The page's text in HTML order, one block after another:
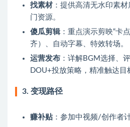
找素材：提供高清无水印素
门资源。
傻瓜剪辑：重点演示剪映“卡
齐）、自动字幕、特效转场。
运营发布 ：详解BGM选择、
DOU+投放策略，精准触达目
3. 变现路径
赚补贴：参加中视频/创作者